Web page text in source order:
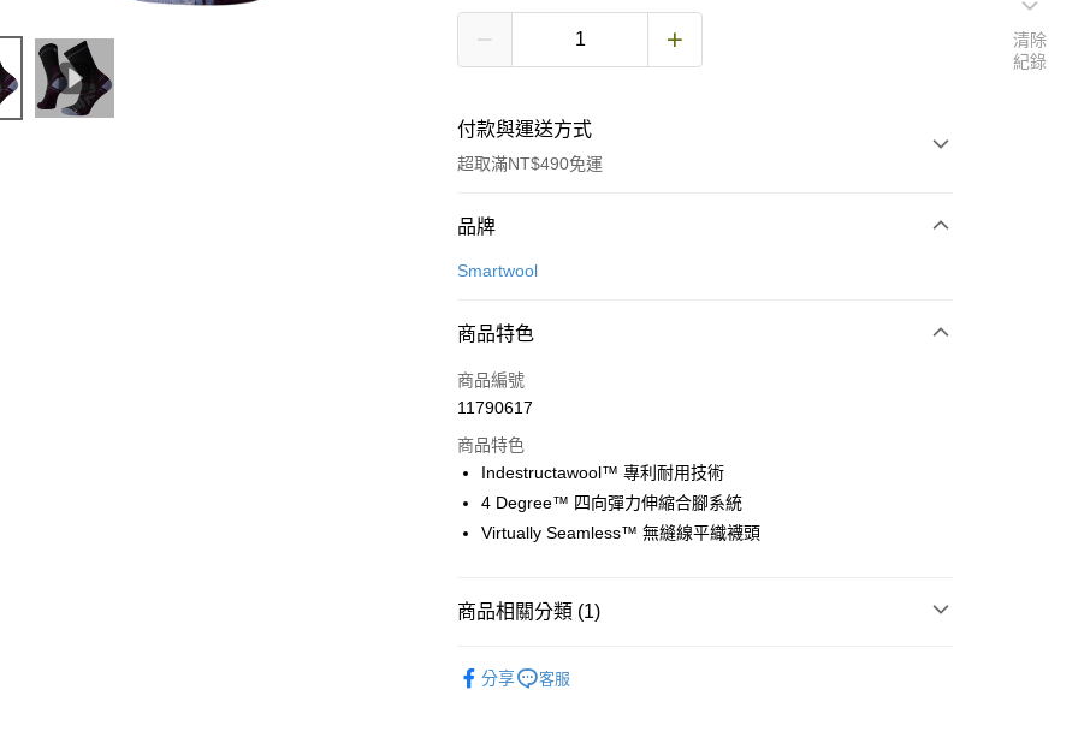
付款與運送方式
超取滿NT$490免運
付款方式
信用卡一次付款
合作金庫商業銀行
華南商業銀行
上海商業儲蓄銀行
國泰世華商業銀行
臺灣中小企業銀行
台中商業銀行
匯豐（台灣）商業銀行
聯邦商業銀行
遠東國際商業銀行
台新國際商業銀行
超商取貨付款
LINE Pay
ATM付款
運送方式
每筆NT$60，滿NT$490(含以上)免運費
品牌
Smartwool
商品特色
商品編號
11790617
商品特色
Indestructawool™ 專利耐用技術
4 Degree™ 四向彈力伸縮合腳系統
Virtually Seamless™ 無縫線平織襪頭
商品相關分類 (1)
分享
客服
清除
紀錄